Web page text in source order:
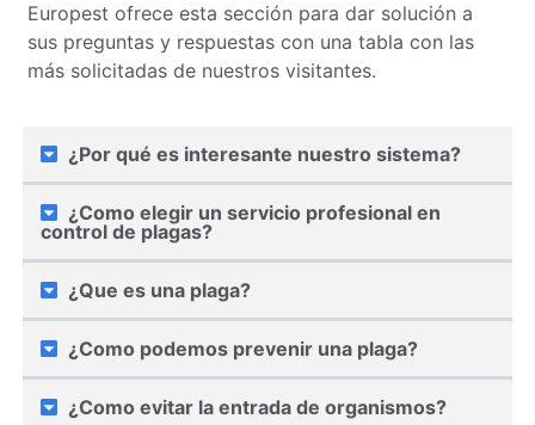
Europest ofrece esta sección para dar solución a
sus preguntas y respuestas con una tabla con las
más solicitadas de nuestros visitantes.
¿Por qué es interesante nuestro sistema?
¿Como elegir un servicio profesional en
control de plagas?
¿Que es una plaga?
¿Como podemos prevenir una plaga?
¿Como evitar la entrada de organismos?